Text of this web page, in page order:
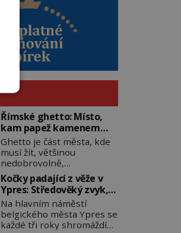
Římské ghetto: Místo,
kam papež kamenem
dohodil
Ghetto je část města, kde
musí žít, většinou
nedobrovolně,
náboženská, rasová nebo
národnostní menšina
obyvatel. Bohaté
historické zkušenosti mají
s takovým životem Židé. Už
od středověku jsou totiž v
Kočky padající z věže v
Ypres: Středověký zvyk,
který dodnes budí
rozpaky
Na hlavním náměstí
belgického města Ypres se
každé tři roky shromáždí